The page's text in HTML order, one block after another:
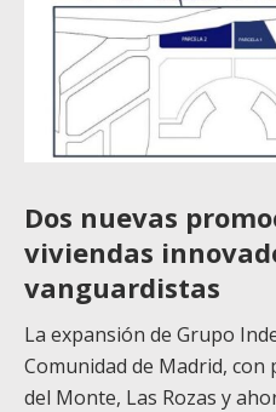
Dos nuevas
viviendas
vanguardistas
La expansión de Grupo
Comunidad de Madrid,
del Monte, Las Rozas y